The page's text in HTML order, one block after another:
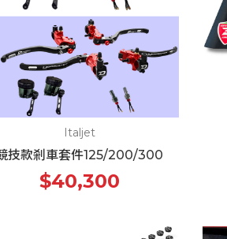
Italjet
技款剎車套件125/200/300
$40,300